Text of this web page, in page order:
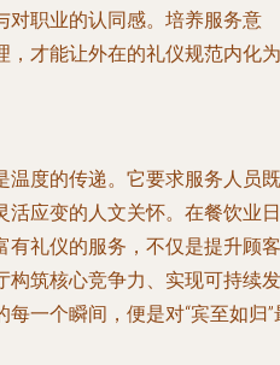
对职业的认同感。培养服务意
，才能让外在的礼仪规范内化为
温度的传递。它要求服务人员既
活应变的人文关怀。在餐饮业日
有礼仪的服务，不仅是提升顾客
构筑核心竞争力、实现可持续发
一个瞬间，便是对“宾至如归”